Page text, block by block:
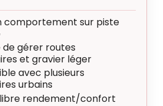
comportement sur piste
gérer routes
et gravier léger
avec plusieurs
urbains
rendement/confort